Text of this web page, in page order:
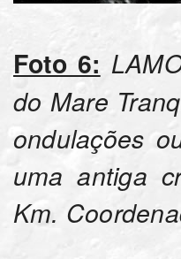
Foto 6:
do Mare
ondulações
uma antiga
Km.